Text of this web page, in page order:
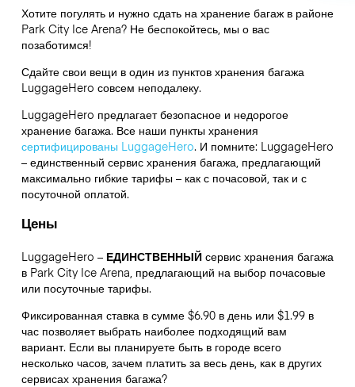
Хотите погулять и нужно сдать на хранение багаж в районе
Park City Ice Arena? Не беспокойтесь, мы о вас
позаботимся!
Сдайте свои вещи в один из пунктов хранения багажа
LuggageHero совсем неподалеку.
LuggageHero предлагает безопасное и недорогое
хранение багажа. Все наши пункты хранения
сертифицированы LuggageHero. И помните: LuggageHero
– единственный сервис хранения багажа, предлагающий
максимально гибкие тарифы – как с почасовой, так и с
посуточной оплатой.
Цены
LuggageHero – ЕДИНСТВЕННЫЙсервис хранения багажа
в Park City Ice Arena, предлагающий на выбор почасовые
или посуточные тарифы.
Фиксированная ставка в сумме $6.90 в день или $1.99 в
час позволяет выбрать наиболее подходящий вам
вариант. Если вы планируете быть в городе всего
несколько часов, зачем платить за весь день, как в других
сервисах хранения багажа?